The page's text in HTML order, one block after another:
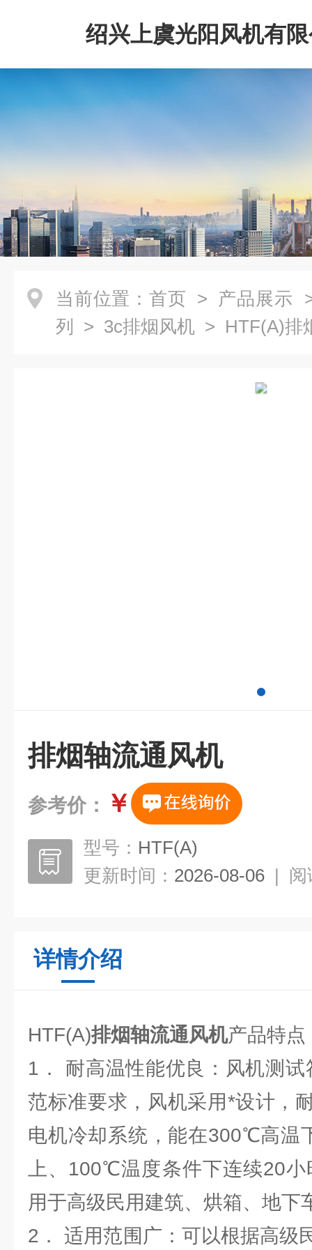
绍兴上虞光阳风机有
当前位置： 首页 > 产品展示
列
> 3c排烟风机 > HTF(A)排
排烟轴流通风机
参考价： ￥
型号： HTF(A)
更新时间： 2026-08-06 | 阅
详情介绍
HTF(A)排烟轴流通风机产品特点
1． 耐高温性能优良：风机测
范标准要求，风机采用*设计，
电机冷却系统，能在300℃高温
上、100℃温度条件下连续20
用于高级民用建筑、烘箱、地下
2． 适用范围广：可以根据高级